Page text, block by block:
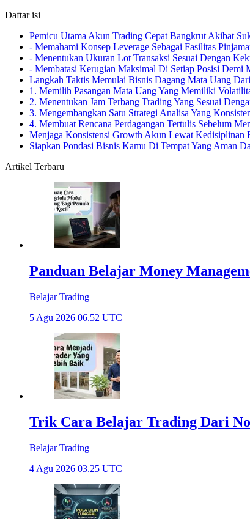
Daftar isi
Pemicu Utama Akun Trading Cepat Bangkrut Akibat
- Memahami Konsep Leverage Sebagai Fasilitas
- Menentukan Ukuran Lot Transaksi Sesuai Dengan
- Membatasi Kerugian Maksimal Di Setiap Posisi Demi
Langkah Taktis Memulai Bisnis Dagang Mata Uang
1. Memilih Pasangan Mata Uang Yang Memiliki
2. Menentukan Jam Terbang Trading Yang Sesuai
3. Mengembangkan Satu Strategi Analisa Yang
4. Membuat Rencana Perdagangan Tertulis Sebelum
Menjaga Konsistensi Growth Akun Lewat Kedisiplinan
Siapkan Pondasi Bisnis Kamu Di Tempat Yang Aman
Artikel Terbaru
Panduan Belajar Money
Belajar Trading
5 Agu 2026 06.52 UTC
Trik Cara Belajar Trading Dari
Belajar Trading
4 Agu 2026 03.25 UTC